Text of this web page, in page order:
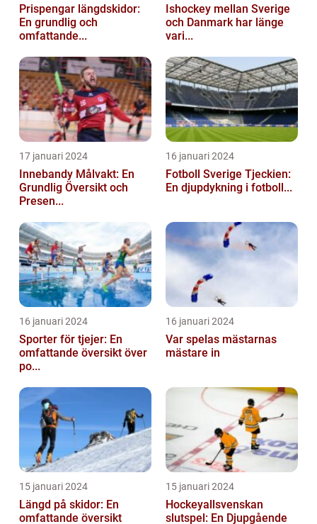
Prispengar längdskidor:
En grundlig och
omfattande...
Ishockey mellan Sverige
och Danmark har länge
vari...
17 januari 2024
Innebandy Målvakt: En
Grundlig Översikt och
Presen...
16 januari 2024
Fotboll Sverige Tjeckien:
En djupdykning i fotboll...
16 januari 2024
Sporter för tjejer: En
omfattande översikt över
po...
16 januari 2024
Var spelas mästarnas
mästare in
15 januari 2024
Längd på skidor: En
omfattande översikt
15 januari 2024
Hockeyallsvenskan
slutspel: En Djupgående